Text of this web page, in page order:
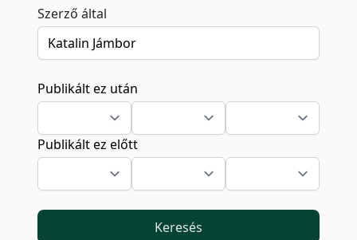
Szerző által
Publikált ez után
Publikált ez előtt
Keresés